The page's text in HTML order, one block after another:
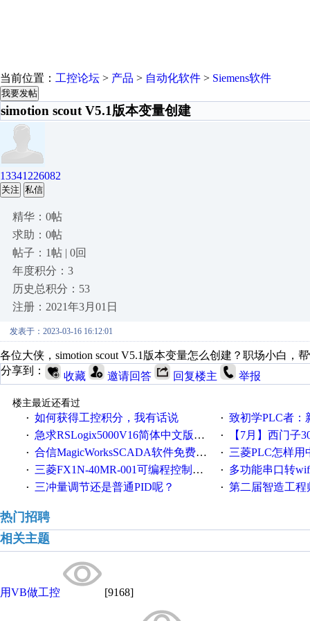
当前位置： 工控论坛 > 产品 > 自动化软件 > Siemens软件
我要发帖
simotion scout V5.1版本变量创建
13341226082
关注 私信
精华：0帖
求助：0帖
帖子：1帖 | 0回
年度积分：3
历史总积分：53
注册：2021年3月01日
发表于：2023-03-16 16:12:01
各位大侠，simotion scout V5.1版本变量怎么创建？职场小白，
分享到：
收藏 邀请回答 回复楼主 举报
楼主最近还看过
· 如何获得工控积分，我有话说 · 致初学PLC者：新人
· 急求RSLogix5000V16简体中文版！！！急急急 · 【7月】西门子300/
· 合信MagicWorksSCADA软件免费下载，好礼相送，并提供技术支持，永久免费！ · 三菱PLC怎样用
· 三菱FX1N-40MR-001可编程控制器输入端口故障维修一例 · 多功能串口转wifi/以太网转WIFI/串口转以太网/
· 三冲量调节还是普通PID呢？ · 第二届智造工程师节
热门招聘
相关主题
用VB做工控 [9168]